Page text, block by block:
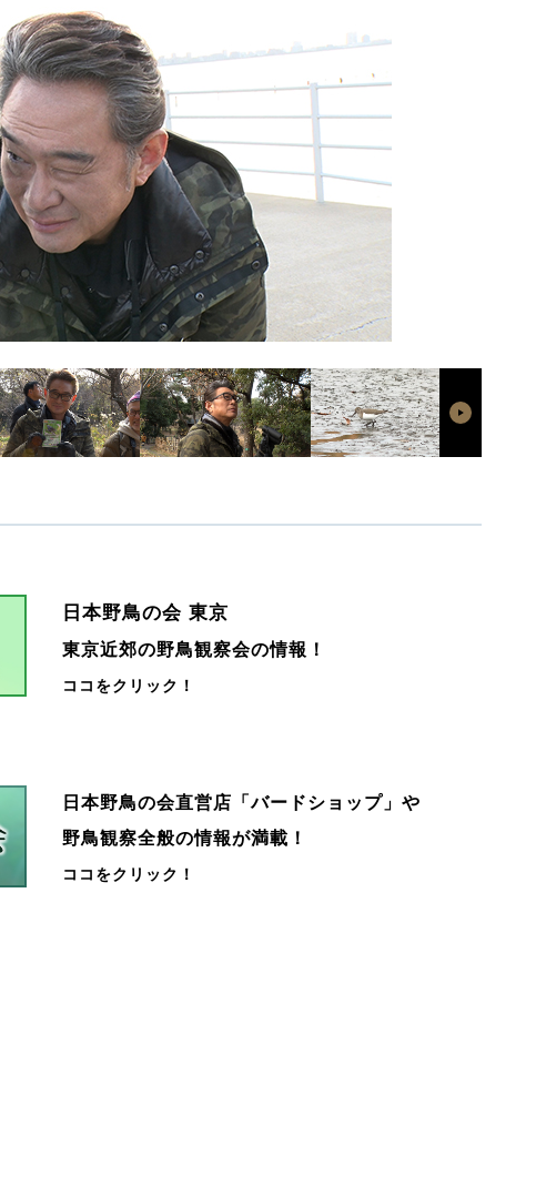
日本野鳥の会 東京
東京近郊の野鳥観察会の情報！
ココをクリック！
日本野鳥の会直営店「バードショップ」や
野鳥観察全般の情報が満載！
ココをクリック！